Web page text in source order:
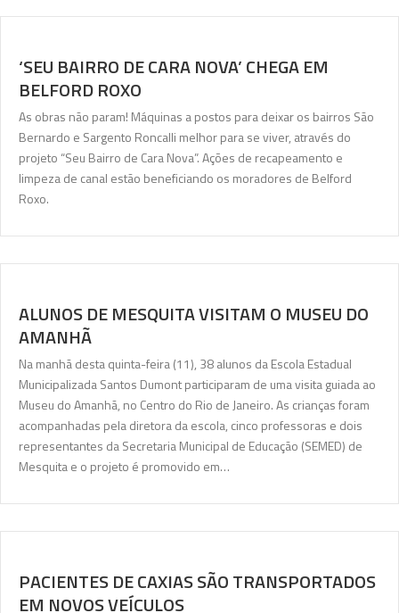
‘SEU BAIRRO DE CARA NOVA’ CHEGA EM
BELFORD ROXO
As obras não param! Máquinas a postos para deixar os bairros São
Bernardo e Sargento Roncalli melhor para se viver, através do
projeto “Seu Bairro de Cara Nova”. Ações de recapeamento e
limpeza de canal estão beneficiando os moradores de Belford
Roxo.
ALUNOS DE MESQUITA VISITAM O MUSEU DO
AMANHÃ
Na manhã desta quinta-feira (11), 38 alunos da Escola Estadual
Municipalizada Santos Dumont participaram de uma visita guiada ao
Museu do Amanhã, no Centro do Rio de Janeiro. As crianças foram
acompanhadas pela diretora da escola, cinco professoras e dois
representantes da Secretaria Municipal de Educação (SEMED) de
Mesquita e o projeto é promovido em…
PACIENTES DE CAXIAS SÃO TRANSPORTADOS
EM NOVOS VEÍCULOS